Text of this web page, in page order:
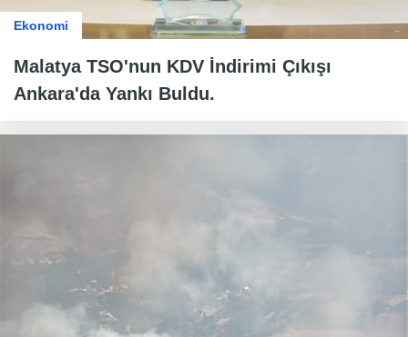
Ekonomi
Malatya TSO'nun KDV İndirimi Çıkışı
Ankara'da Yankı Buldu.